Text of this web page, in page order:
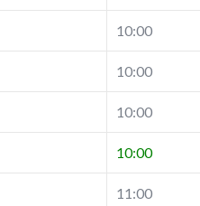
10:00
10:00
10:00
10:00
11:00